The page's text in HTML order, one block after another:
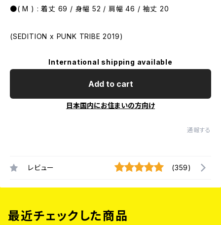
●( M ) : 着丈 69 / 身幅 52 / 肩幅 46 / 袖丈 20
(SEDITION x PUNK TRIBE 2019)
International shipping available
Add to cart
日本国内にお住まいの方向け
通報する
レビュー (359)
最近チェックした商品